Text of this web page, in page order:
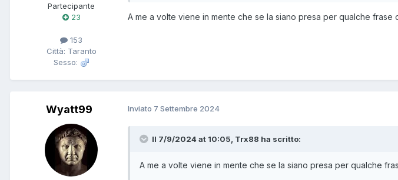
Partecipante
23
153
Città: Taranto
Sesso:
A me a volte viene in mente che se la siano presa per qualche
Wyatt99 Inviato 7 Settembre 2024
Il 7/9/2024 at 10:05, Trx88 ha scritto:
A me a volte viene in mente che se la siano presa per qualche